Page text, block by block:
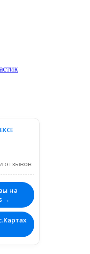
отзывов
на
→